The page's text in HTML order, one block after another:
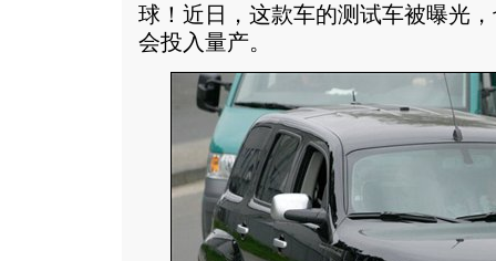
球！近日，这款车的测试车被曝光
会投入量产。